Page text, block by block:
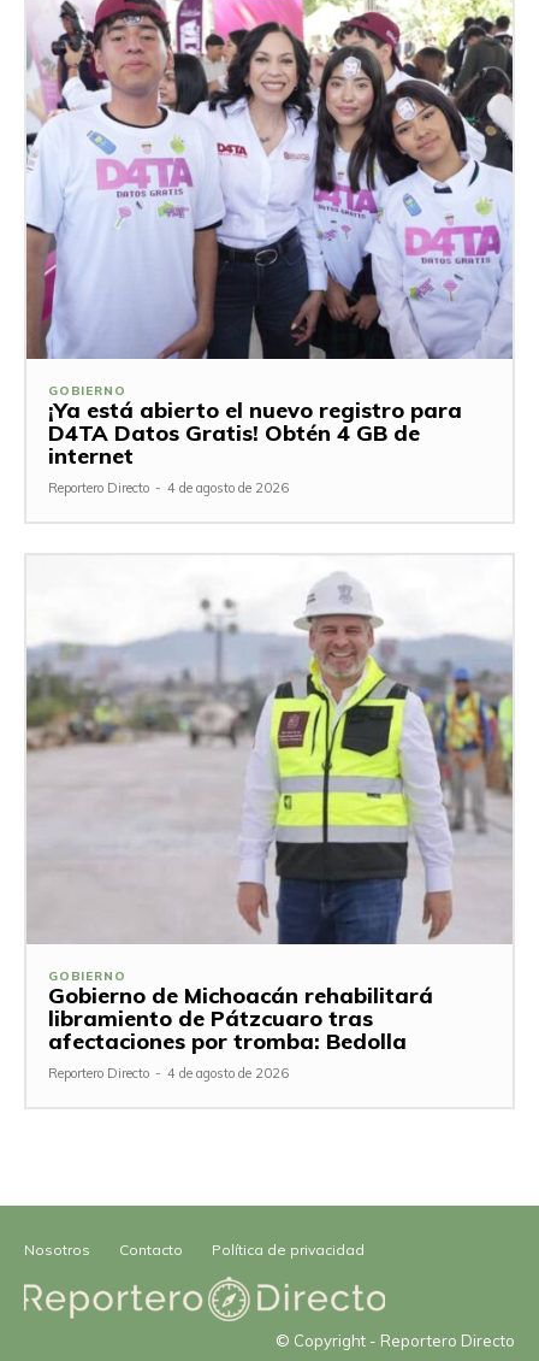
GOBIERNO
¡Ya está abierto el nuevo registro para
D4TA Datos Gratis! Obtén 4 GB de
internet
Reportero Directo - 4 de agosto de 2026
GOBIERNO
Gobierno de Michoacán rehabilitará
libramiento de Pátzcuaro tras
afectaciones por tromba: Bedolla
Reportero Directo - 4 de agosto de 2026
Nosotros Contacto Política de privacidad
© Copyright - Reportero Directo